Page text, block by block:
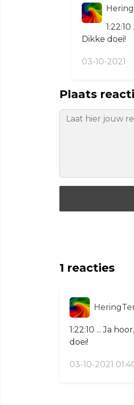
Dikke doei!
03-10-2021
Plaats
1 reacties
1:22:10 ... Ja
doei!
03-10-2021